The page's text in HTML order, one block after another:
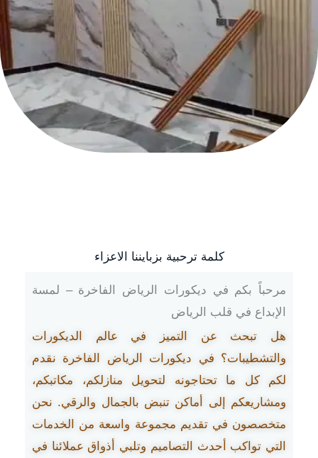
كلمة ترحبية بزبايننا الاعزاء
مرحباً بكم في ديكورات الرياض الفاخرة – لمسة
الإبداع في قلب الرياض
هل تبحث عن التميز في عالم الديكورات
والتشطيبات؟ في ديكورات الرياض الفاخرة نقدم
لكم كل ما تحتاجونه لتحويل منازلكم، مكاتبكم،
ومشاريعكم إلى أماكن تنبض بالجمال والرقي. نحن
متخصصون في تقديم مجموعة واسعة من الخدمات
التي تواكب أحدث التصاميم وتلبي أذواق عملائنا في